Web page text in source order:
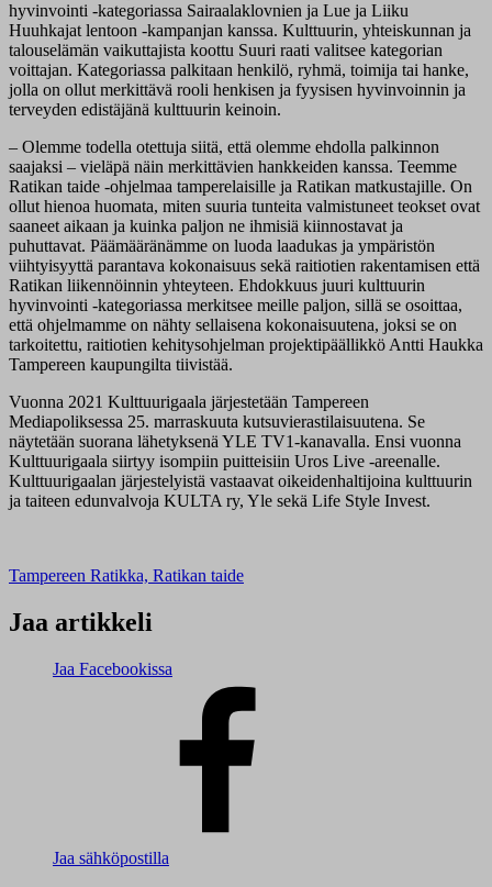
hyvinvointi -kategoriassa Sairaalaklovnien ja Lue ja Liiku
Huuhkajat lentoon -kampanjan kanssa. Kulttuurin, yhteiskunnan ja
talouselämän vaikuttajista koottu Suuri raati valitsee kategorian
voittajan. Kategoriassa palkitaan henkilö, ryhmä, toimija tai hanke,
jolla on ollut merkittävä rooli henkisen ja fyysisen hyvinvoinnin ja
terveyden edistäjänä kulttuurin keinoin.
– Olemme todella otettuja siitä, että olemme ehdolla palkinnon
saajaksi – vieläpä näin merkittävien hankkeiden kanssa. Teemme
Ratikan taide -ohjelmaa tamperelaisille ja Ratikan matkustajille. On
ollut hienoa huomata, miten suuria tunteita valmistuneet teokset ovat
saaneet aikaan ja kuinka paljon ne ihmisiä kiinnostavat ja
puhuttavat. Päämääränämme on luoda laadukas ja ympäristön
viihtyisyyttä parantava kokonaisuus sekä raitiotien rakentamisen että
Ratikan liikennöinnin yhteyteen. Ehdokkuus juuri kulttuurin
hyvinvointi -kategoriassa merkitsee meille paljon, sillä se osoittaa,
että ohjelmamme on nähty sellaisena kokonaisuutena, joksi se on
tarkoitettu, raitiotien kehitysohjelman projektipäällikkö Antti Haukka
Tampereen kaupungilta tiivistää.
Vuonna 2021 Kulttuurigaala järjestetään Tampereen
Mediapoliksessa 25. marraskuuta kutsuvierastilaisuutena. Se
näytetään suorana lähetyksenä YLE TV1-kanavalla. Ensi vuonna
Kulttuurigaala siirtyy isompiin puitteisiin Uros Live -areenalle.
Kulttuurigaalan järjestelyistä vastaavat oikeidenhaltijoina kulttuurin
ja taiteen edunvalvoja KULTA ry, Yle sekä Life Style Invest.
Tampereen Ratikka, Ratikan taide
Jaa artikkeli
Jaa Facebookissa
Jaa sähköpostilla